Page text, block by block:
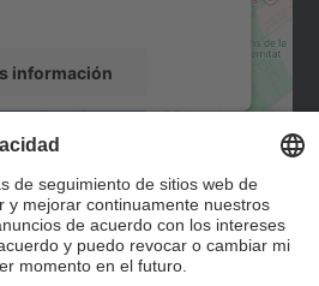
información
Aceptar
Usercentrics Consent
Platform